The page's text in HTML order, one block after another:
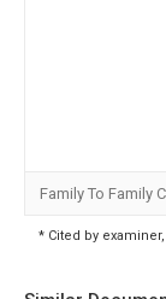
Family To Family
* Cited by